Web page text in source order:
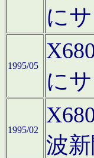
に
1995/05
に
1995/02
波